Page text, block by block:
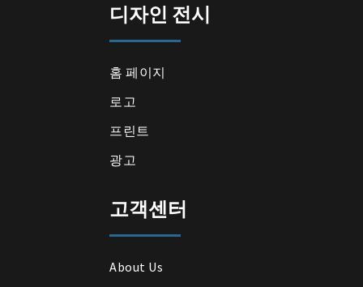
디자인 전시
홈 페이지
로고
프린트
광고
고객센터
About Us